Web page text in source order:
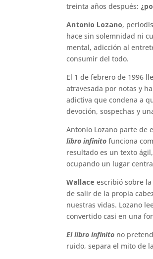
treinta años después:
Antonio Lozano,
hace sin solemnidad ni
mental, adicción al
consumir del todo.
El 1 de febrero de 1996
atravesada por notas y
adictiva que condena a
devoción, sospechas y
Antonio Lozano parte de
libro infinito funciona
resultado es un texto
ocupando un lugar
Wallace escribió sobre
de salir de la propia
nuestras vidas. Lozano
convertido casi en una
El libro infinito no
ruido, separa el mito de